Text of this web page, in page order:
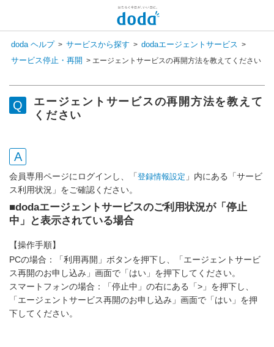
doda ヘルプ > サービスから探す > dodaエージェントサービス >
サービス停止・再開 > エージェントサービスの再開方法を教えてください
エージェントサービスの再開方法を教えて
ください
会員専用ページにログインし、「登録情報設定 」内にある「サービ
ス利用状況」をご確認ください。
■dodaエージェントサービスのご利用状況が「停止
中」と表示されている場合
【操作手順】
PCの場合：「利用再開」ボタンを押下し、「エージェントサービ
ス再開のお申し込み」画面で「はい」を押下してください。
スマートフォンの場合：「停止中」の右にある「>」を押下し、
「エージェントサービス再開のお申し込み」画面で「はい」を押
下してください。
新しいメッセージがあります
コンシェル呼び出し
チャットで相談してみませんか？
会員登録状況を選択すると
専任スタッフが回答いたします！